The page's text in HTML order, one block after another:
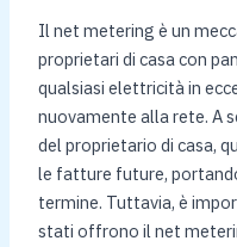
Il net metering è un
proprietari di casa con
qualsiasi elettricità in
nuovamente alla rete. A
del proprietario di casa,
le fatture future,
termine. Tuttavia, è
stati offrono il net